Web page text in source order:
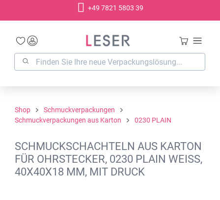
+49 7821 5803 39
Shop
Schmuckverpackungen
Schmuckverpackungen aus Karton
0230 PLAIN
SCHMUCKSCHACHTELN AUS KARTON
FÜR OHRSTECKER, 0230 PLAIN WEISS,
40X40X18 MM, MIT DRUCK